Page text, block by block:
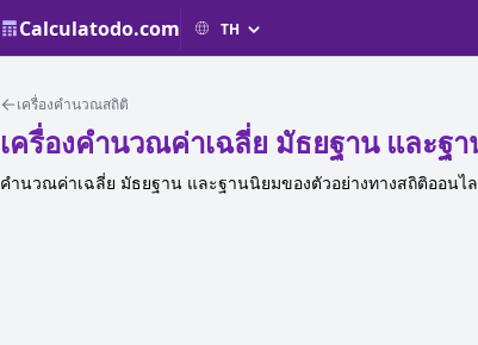
Calculatodo.com
เครื่องคำนวณสถิติ
เครื่องคำนวณค่าเฉลี่ย มัธยฐาน และฐ
คำนวณค่าเฉลี่ย มัธยฐาน และฐานนิยมของตัวอย่างทางสถิติออน